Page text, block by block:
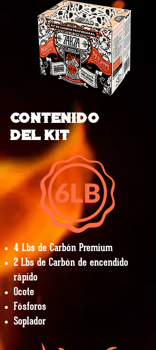
CONTENIDO
del KIT
4 Lbs de Carbón Premium
2 Lbs de Carbón de encendido
rápido
Ocote
Fósforos
Soplador